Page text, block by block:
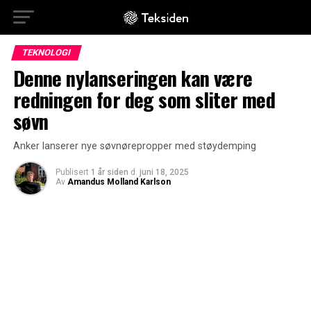
TEKNOLOGI
Denne nylanseringen kan være
redningen for deg som sliter med
søvn
Anker lanserer nye søvnørepropper med støydemping
Publisert 1 år siden d. juni 18, 2025
Av Amandus Molland Karlson